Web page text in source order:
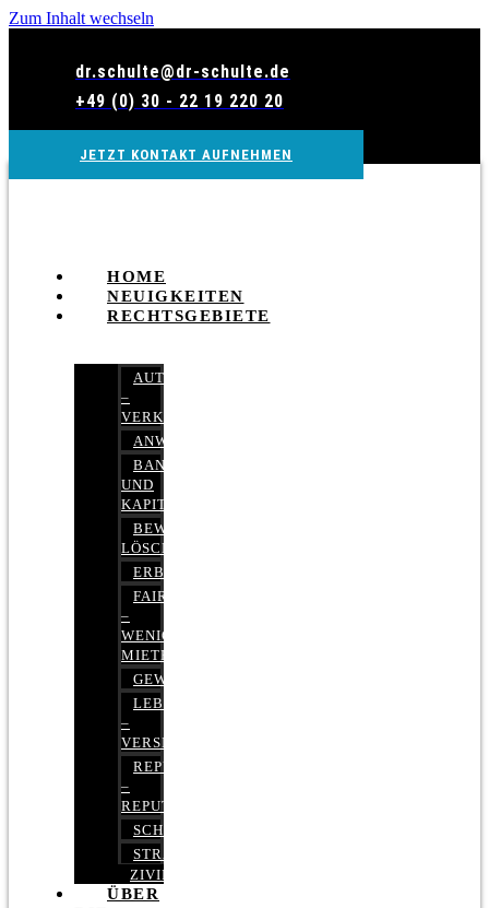
Zum Inhalt wechseln
dr.schulte@dr-schulte.de
+49 (0) 30 - 22 19 220 20
JETZT KONTAKT AUFNEHMEN
HOME
NEUIGKEITEN
RECHTSGEBIETE
AUTOBETRUG
–
VERKEHRSRECHT
ANWALTSHAFTUNGSRECHT
BANK-
UND
KAPITALMARKTRECHT
BEWERTUNGEN
LÖSCHEN
ERBRECHT
FAIRMIETEN
–
WENIGER
MIETE
GEWERBERECHT
LEBENSVERSICHERUNG
–
VERSICHERUNGSRECHT
REPUTATIONSRECHT
–
REPUTATIONSMANAGEMENT
SCHUFARECHT
STRAFRECHT
ZIVILRECHT
ÜBER